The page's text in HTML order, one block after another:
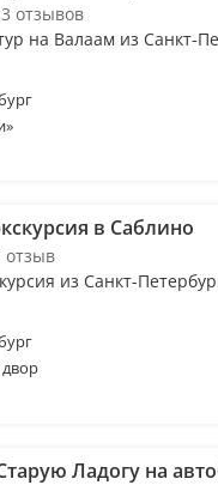
отзывов
на Валаам из Санкт-
в Саблино
отзыв
из Санкт-
Ладогу на